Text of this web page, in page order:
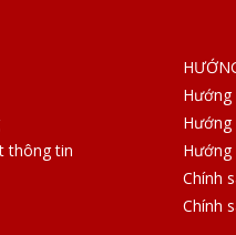
thông tin
Hướng
Chính
Chính